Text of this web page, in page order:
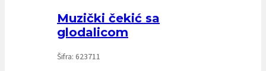
Muzički čekić sa
glodalicom
Šifra: 623711